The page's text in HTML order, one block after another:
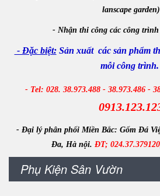
lanscape garden)
- Nhận thi công các công trình
- Đặc biệt: Sản xuất các sản phẩm
mỗi công trình.
- Tel: 028. 38.973.488 - 38.973.486 -
- Đại lý phân phối Miền Bắc: Gốm Đá
Đa, Hà nội. ĐT;
Phụ Kiện Sân Vườn